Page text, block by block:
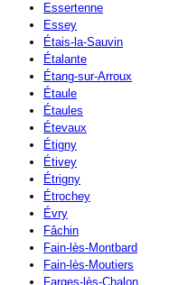
Essertenne
Essey
Étais-la-Sauvin
Étalante
Étang-sur-Arroux
Étaule
Étaules
Étevaux
Étigny
Étivey
Étrigny
Étrochey
Évry
Fâchin
Fain-lès-Montbard
Fain-lès-Moutiers
Farges-lès-Chalon